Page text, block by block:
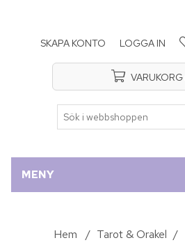
SKAPA KONTO LOGGA IN
VARUKORG
MENY
Hem / Tarot & Orakel /